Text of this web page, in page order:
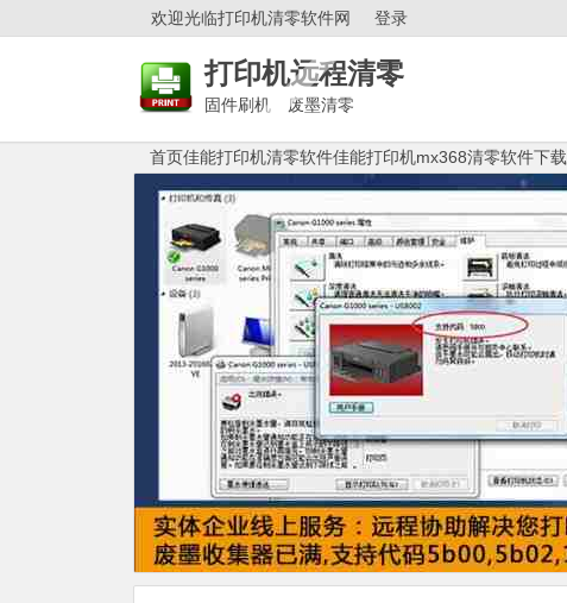
欢迎光临打印机清零软件网 登录
打印机远程清零
固件刷机 废墨清零
首页佳能打印机清零软件佳能打印机mx368清零软件下载